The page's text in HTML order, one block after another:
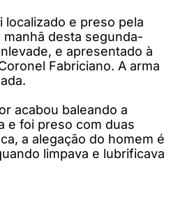
localizado e preso pela
manhã desta segunda-
e apresentado à
Fabriciano. A arma
acabou baleando a
e foi preso com duas
a alegação do homem é
limpava e lubrificava